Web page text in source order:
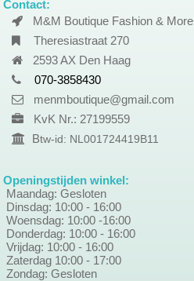
Contact:
M&M Boutique Fashion & More
Theresiastraat 270
2593 AX Den Haag
070-3858430
menmboutique@gmail.com
KvK Nr.: 27199559
Btw-id: NL001724419B11
Openingstijden winkel:
Maandag: Gesloten
Dinsdag: 10:00 - 16:00
Woensdag: 10:00 -16:00
Donderdag: 10:00 - 16:00
Vrijdag: 10:00 - 16:00
Zaterdag 10:00 - 17:00
Zondag: Gesloten